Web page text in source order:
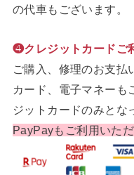
の代車もございます。
❹クレジットカードご
ご購入、修理のお支払
カード、電子マネーも
ジットカードのみとな
PayPayもご利用いただ